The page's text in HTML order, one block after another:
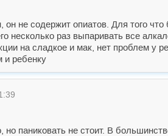
он не содержит опиатов. Для того
несколько раз выпаривать все
на сладкое и мак, нет проблем у
и ребенку
паниковать не стоит. В